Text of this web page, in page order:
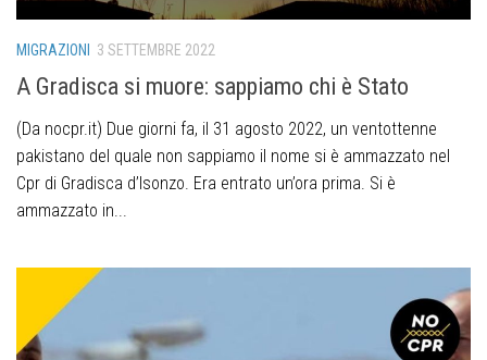
MIGRAZIONI 3 SETTEMBRE 2022
A Gradisca si muore: sappiamo chi è Stato
(Da nocpr.it) Due giorni fa, il 31 agosto 2022, un ventottenne
pakistano del quale non sappiamo il nome si è ammazzato nel
Cpr di Gradisca d’Isonzo. Era entrato un’ora prima. Si è
ammazzato in...